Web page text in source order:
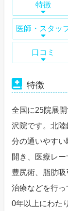
特徴
医師・スタッ
口コミ
特徴
全国に25院展
沢院です。北
分の通いやす
開き、医療レ
豊尻術、脂肪
治療などを行
0年以上にわた